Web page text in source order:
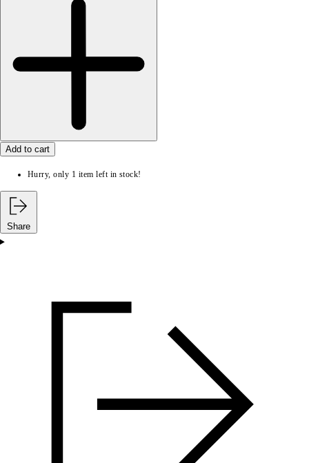
Add to cart
Hurry, only 1 item left in stock!
Share